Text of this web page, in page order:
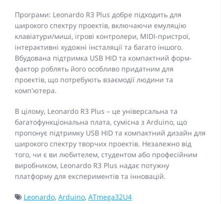
Програми: Leonardo R3 Plus добре підходить для
широкого спектру проектів, включаючи емуляцію
клавіатури/миші, ігрові контролери, MIDI-пристрої,
інтерактивні художні інсталяції та багато іншого.
Вбудована підтримка USB HID та компактний форм-
фактор роблять його особливо придатним для
проектів, що потребують взаємодії людини та
комп'ютера.
В цілому, Leonardo R3 Plus – це універсальна та
багатофункціональна плата, сумісна з Arduino, що
пропонує підтримку USB HID та компактний дизайн для
широкого спектру творчих проектів. Незалежно від
того, чи є ви любителем, студентом або професійним
виробником, Leonardo R3 Plus надає потужну
платформу для експериментів та інновацій.
Leonardo, Arduino, ATmega32U4